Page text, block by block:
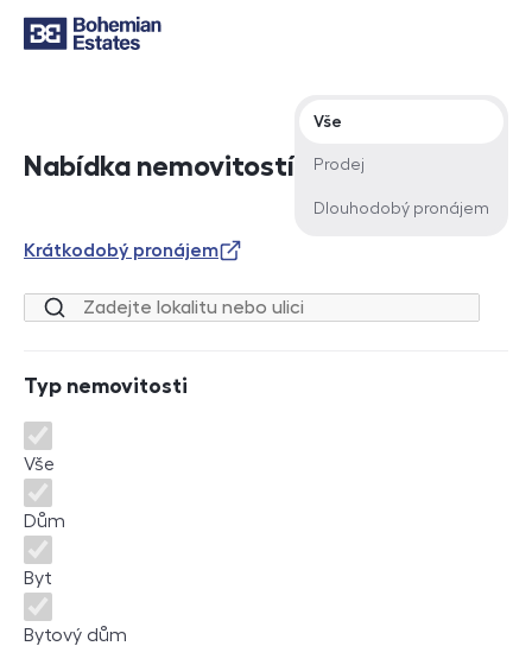
Nabídka nemovitostí
Typ nabídky
Vše
Prodej
Dlouhodobý pronájem
Krátkodobý pronájem
Lokalita nebo ulice
Typ nemovitosti
Typ nemovitosti
Vše
Dům
Byt
Bytový dům